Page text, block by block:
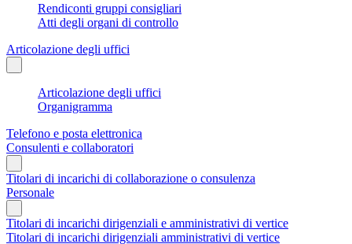
Rendiconti gruppi consigliari
Atti degli organi di controllo
Articolazione degli uffici
Articolazione degli uffici
Organigramma
Telefono e posta elettronica
Consulenti e collaboratori
Titolari di incarichi di collaborazione o consulenza
Personale
Titolari di incarichi dirigenziali e amministrativi di vertice
Titolari di incarichi dirigenziali amministrativi di vertice